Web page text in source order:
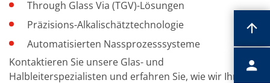
Through Glass Via (TGV)-Lösungen
Präzisions-Alkalischätztechnologie
Automatisierten Nassprozesssysteme
Kontaktieren Sie unsere Glas- und
Halbleiterspezialisten und erfahren Sie, wie wir Ihr